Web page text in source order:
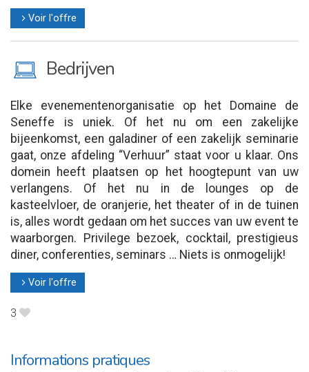
l Voir l'offre
M Bedrijven
Elke evenementenorganisatie op het Domaine de
Seneffe is uniek. Of het nu om een zakelijke
bijeenkomst, een galadiner of een zakelijk seminarie
gaat, onze afdeling “Verhuur” staat voor u klaar. Ons
domein heeft plaatsen op het hoogtepunt van uw
verlangens. Of het nu in de lounges op de
kasteelvloer, de oranjerie, het theater of in de tuinen
is, alles wordt gedaan om het succes van uw event te
waarborgen. Privilege bezoek, cocktail, prestigieus
diner, conferenties, seminars … Niets is onmogelijk!
l Voir l'offre
3 B
Informations pratiques